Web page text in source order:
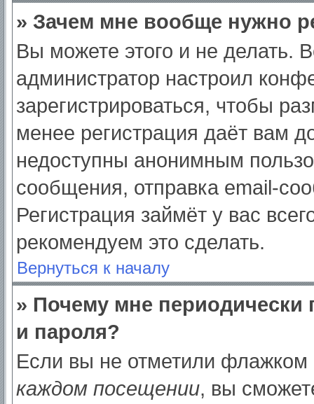
» Зачем мне вообще нужно
Вы можете этого и не делать.
администратор настроил
зарегистрироваться, чтобы
менее регистрация даёт вам
недоступны анонимным
сообщения, отправка email-
Регистрация займёт у вас
рекомендуем это сделать.
Вернуться к началу
» Почему мне периодически
и пароля?
Если вы не отметили флажком
каждом посещении, вы